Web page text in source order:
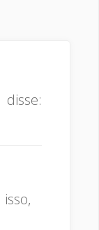
disse: